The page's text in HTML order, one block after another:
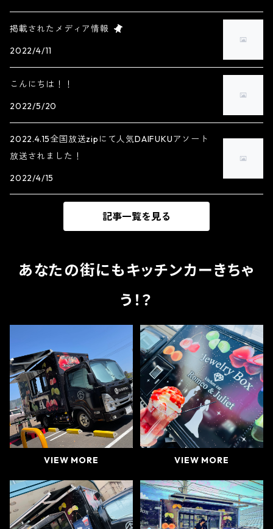
掲載されたメディア情報
2022/4/11
こんにちは！！
2022/5/20
2022.4.15全国放送zipにて人気DAIFUKUアソート
放送されました！
2022/4/15
記事一覧を見る
あなたの街にもキッチンカーきちゃ
う！？
VIEW MORE VIEW MORE